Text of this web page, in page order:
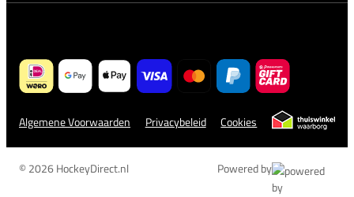
Algemene Voorwaarden Privacybeleid Cookies
© 2026 HockeyDirect.nl Powered by